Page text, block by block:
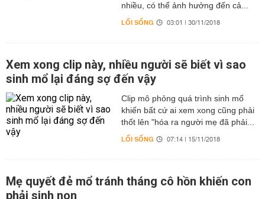
nhiều, có thể ảnh hưởng đến cả...
LỐI SỐNG 03:01 | 30/11/2018
Xem xong clip này, nhiều người sẽ biết vì sao
sinh mổ lại đáng sợ đến vậy
Clip mô phỏng quá trình sinh mổ
khiến bất cứ ai xem xong cũng phải
thốt lên "hóa ra người mẹ đã phải...
LỐI SỐNG 07:14 | 15/11/2018
Mẹ quyết đẻ mổ tránh tháng cô hồn khiến con
phải sinh non